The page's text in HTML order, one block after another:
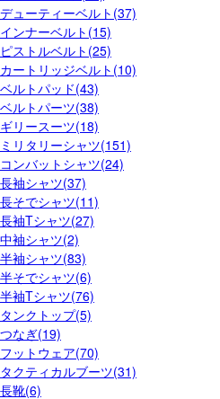
デューティーベルト(37)
インナーベルト(15)
ピストルベルト(25)
カートリッジベルト(10)
ベルトパッド(43)
ベルトパーツ(38)
ギリースーツ(18)
ミリタリーシャツ(151)
コンバットシャツ(24)
長袖シャツ(37)
長そでシャツ(11)
長袖Tシャツ(27)
中袖シャツ(2)
半袖シャツ(83)
半そでシャツ(6)
半袖Tシャツ(76)
タンクトップ(5)
つなぎ(19)
フットウェア(70)
タクティカルブーツ(31)
長靴(6)